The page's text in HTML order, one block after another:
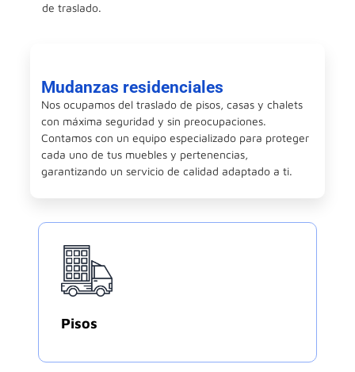
de traslado.
Mudanzas residenciales
Nos ocupamos del traslado de pisos, casas y chalets
con máxima seguridad y sin preocupaciones.
Contamos con un equipo especializado para proteger
cada uno de tus muebles y pertenencias,
garantizando un servicio de calidad adaptado a ti.
Pisos